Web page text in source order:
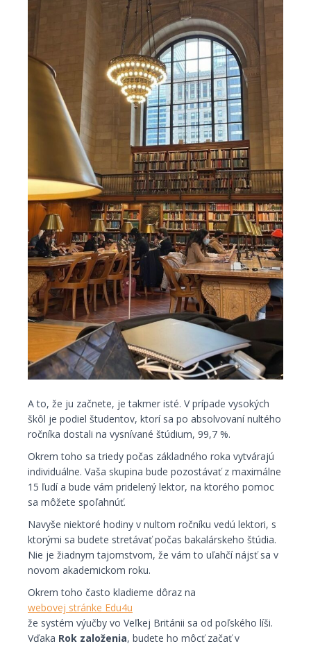
A to, že ju začnete, je takmer isté. V prípade vysokých
škôl je podiel študentov, ktorí sa po absolvovaní nultého
ročníka dostali na vysnívané štúdium, 99,7 %.
Okrem toho sa triedy počas základného roka vytvárajú
individuálne. Vaša skupina bude pozostávať z maximálne
15 ľudí a bude vám pridelený lektor, na ktorého pomoc
sa môžete spoľahnúť.
Navyše niektoré hodiny v nultom ročníku vedú lektori, s
ktorými sa budete stretávať počas bakalárskeho štúdia.
Nie je žiadnym tajomstvom, že vám to uľahčí nájsť sa v
novom akademickom roku.
Okrem toho často kladieme dôraz na
webovej stránke Edu4u
že systém výučby vo Veľkej Británii sa od poľského líši.
Vďaka Rok založenia, budete ho môcť začať v